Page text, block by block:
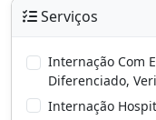
Serviços
Internação Com
Diferenciado,
Internação